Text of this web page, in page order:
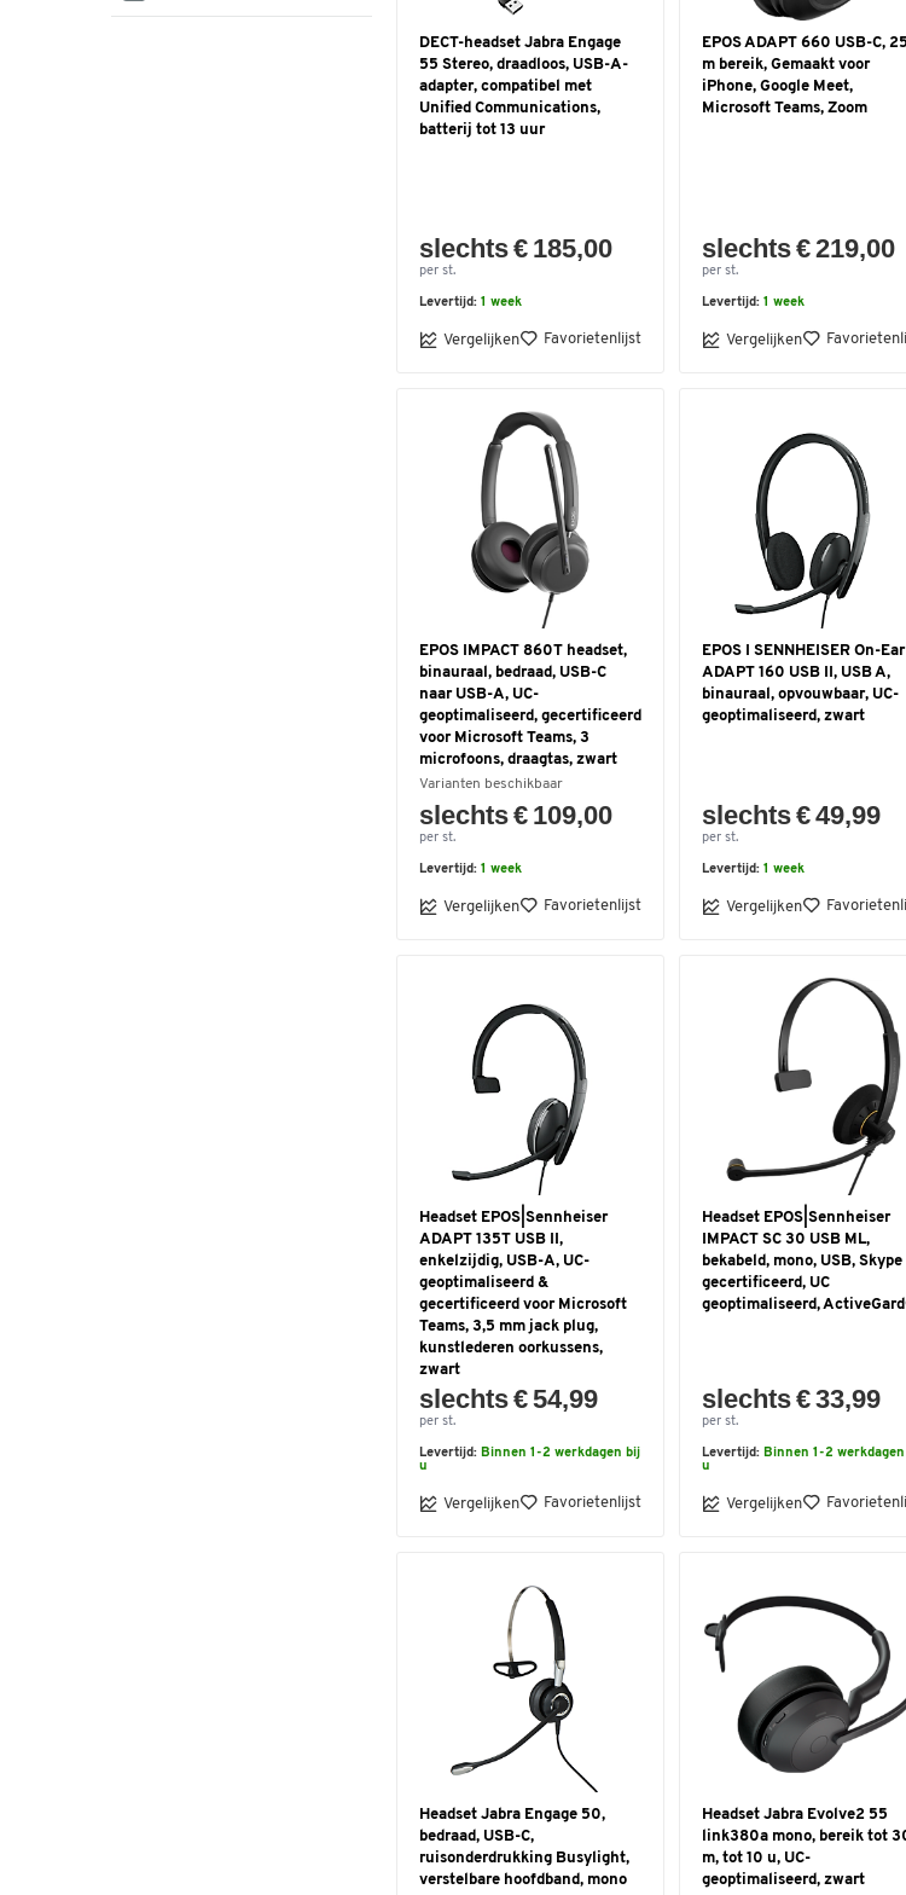
Bluetooth, USB, compatibel
DECT-headset Jabra Engage
55 Stereo, draadloos, USB-A-
adapter, compatibel met
Unified Communications,
batterij tot 13 uur
slechts € 185,00
per st.
Levertijd: 1 week
Vergelijken Favorietenlijst
EPOS ADAPT 660 USB-C, 25
m bereik, Gemaakt voor
iPhone, Google Meet,
Microsoft Teams, Zoom
slechts € 219,00
per st.
Levertijd: 1 week
Vergelijken
EPOS IMPACT 860T headset,
binauraal, bedraad, USB-C
naar USB-A, UC-
geoptimaliseerd, gecertificeerd
voor Microsoft Teams, 3
microfoons, draagtas, zwart
Varianten beschikbaar
slechts € 109,00
per st.
Levertijd: 1 week
Vergelijken Favorietenlijst
EPOS I SENNHEISER On-Ear
ADAPT 160 USB II, USB A,
binauraal, opvouwbaar, UC-
geoptimaliseerd, zwart
slechts € 49,99
per st.
Levertijd: 1 week
Vergelijken
Headset EPOS|Sennheiser
ADAPT 135T USB II,
enkelzijdig, USB-A, UC-
geoptimaliseerd &
gecertificeerd voor Microsoft
Teams, 3,5 mm jack plug,
kunstlederen oorkussens,
zwart
slechts € 54,99
per st.
Levertijd: Binnen 1-2 werkdagen bij
u
Vergelijken Favorietenlijst
Headset EPOS|Sennheiser
IMPACT SC 30 USB ML,
bekabeld, mono, USB, Skype
gecertificeerd, UC
geoptimaliseerd,
slechts € 33,99
per st.
Levertijd: Binnen 1-2
u
Vergelijken
Headset Jabra Engage 50,
bedraad, USB-C,
ruisonderdrukking Busylight,
verstelbare hoofdband, mono
Headset Jabra Evolve2 55
link380a mono, bereik tot
m, tot 10 u, UC-
geoptimaliseerd, zwart